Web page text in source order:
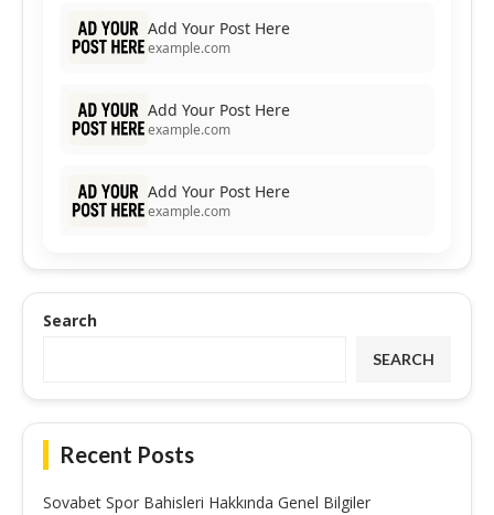
Add Your Post Here
example.com
Add Your Post Here
example.com
Add Your Post Here
example.com
Search
SEARCH
Recent Posts
Sovabet Spor Bahisleri Hakkında Genel Bilgiler